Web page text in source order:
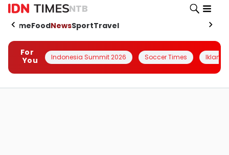
NTB
HomeFoodNewsSportTravel
For
You
Indonesia Summit 2026 Soccer Times Iklanin